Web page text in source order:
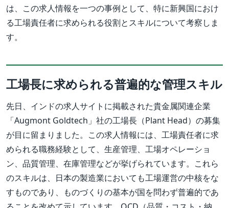
は、この求人情報を一つの事例として、特に新興国におけ
る工場責任者に求められる役割とスキルについて考察しま
す。
工場長に求められる普遍的な管理スキル
先日、インドの求人サイトに掲載された貴金属関連企業
「Augmont Goldtech」社の工場長（Plant Head）の募集
が目に留まりました。この求人情報には、工場責任者に求
められる職務経験として、生産管理、工場オペレーショ
ン、品質管理、在庫管理などが挙げられています。これら
のスキルは、日本の製造業においても工場運営の中核をな
すものであり、ものづくりの基本が国を問わず普遍的であ